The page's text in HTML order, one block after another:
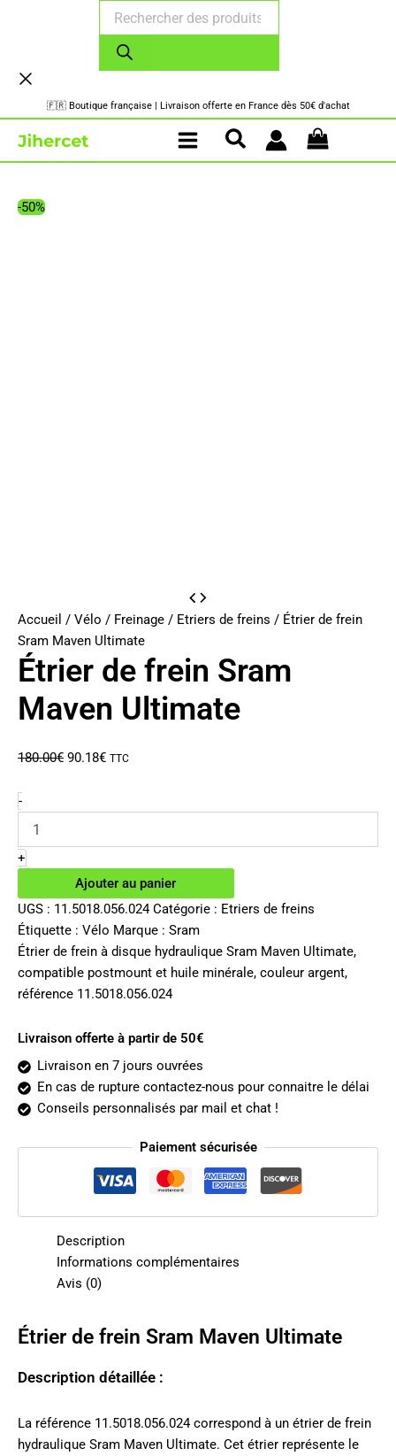
produits
🇫🇷 Boutique française | Livraison offerte en France dès 50€ d'achat
-50%
Accueil / Vélo / Freinage / Etriers de freins / Étrier de frein
Sram Maven Ultimate
Étrier de frein Sram
Maven Ultimate
180.00€ Le
90.18€Le
TTC
-quantité
de
Étrier
de
frein
Maven
Ultimate
+
Ajouter au panier
UGS : 11.5018.056.024 Catégorie : Etriers de freins
Étiquette : Vélo Marque : Sram
Étrier de frein à disque hydraulique Sram Maven Ultimate,
compatible postmount et huile minérale, couleur argent,
référence 11.5018.056.024
Livraison offerte à partir de 50€
Livraison en 7 jours ouvrées
En cas de rupture contactez-nous pour connaitre le délai
Conseils personnalisés par mail et chat !
Paiement sécurisée
Description
Informations complémentaires
Avis (0)
Étrier de frein Sram Maven Ultimate
Description détaillée :
La référence 11.5018.056.024 correspond à un étrier de frein
hydraulique Sram Maven Ultimate. Cet étrier représente le